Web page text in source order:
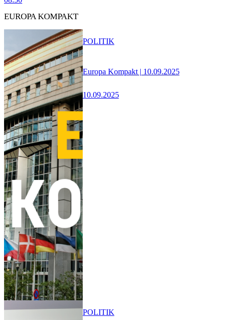
EUROPA KOMPAKT
Europa Kompakt | 10.09.2025
10.09.2025
POLITIK
POLITIK